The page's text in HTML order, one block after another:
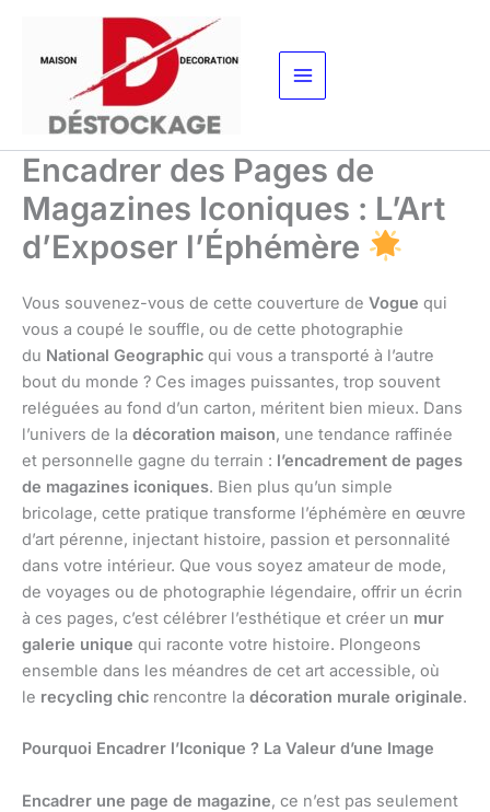
contenu
Encadrer des Pages de
Magazines Iconiques : L’Art
d’Exposer l’Éphémère
Vous souvenez-vous de cette couverture de Vogue qui
vous a coupé le souffle, ou de cette photographie
du National Geographic qui vous a transporté à l’autre
bout du monde ? Ces images puissantes, trop souvent
reléguées au fond d’un carton, méritent bien mieux. Dans
l’univers de la décoration maison, une tendance raffinée
et personnelle gagne du terrain : l’encadrement de pages
de magazines iconiques. Bien plus qu’un simple
bricolage, cette pratique transforme l’éphémère en œuvre
d’art pérenne, injectant histoire, passion et personnalité
dans votre intérieur. Que vous soyez amateur de mode,
de voyages ou de photographie légendaire, offrir un écrin
à ces pages, c’est célébrer l’esthétique et créer un mur
galerie unique qui raconte votre histoire. Plongeons
ensemble dans les méandres de cet art accessible, où
le recycling chic rencontre la décoration murale originale.
Pourquoi Encadrer l’Iconique ? La Valeur d’une Image
Encadrer une page de magazine, ce n’est pas seulement